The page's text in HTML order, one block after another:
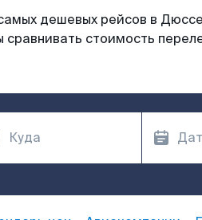
дешевых рейсов в
сравнивать стоимость